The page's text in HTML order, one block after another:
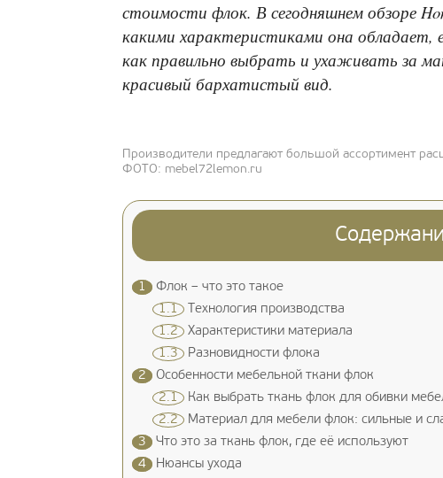
стоимости флок. В сегодняшнем обзоре
какими характеристиками она
как правильно выбрать и ухаживать за
красивый бархатистый вид.
Производители предлагают большой ассортимент
ФОТО: mebel72lemon.ru
1
Флок – что это такое
1.1 Технология производства
1.2 Характеристики материала
1.3 Разновидности флока
2
Особенности мебельной ткани флок
2.1 Как выбрать ткань флок для обивки
2.2 Материал для мебели флок: сильные и
3
Что это за ткань флок, где её используют
4
Нюансы ухода